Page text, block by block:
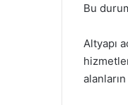
Bu
Altyapı